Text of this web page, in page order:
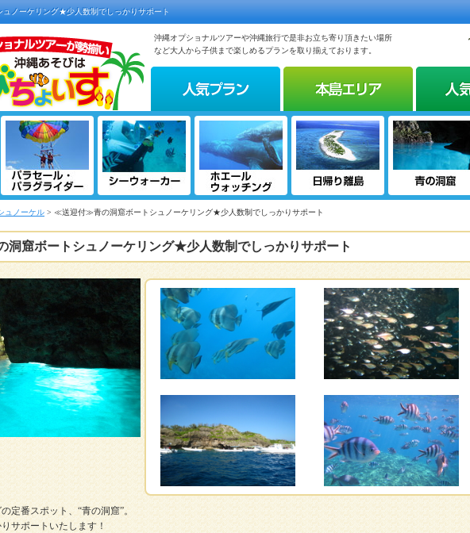
ノーケリング★少人数制でしっかりサポート
沖縄オプショナルツアーや沖縄旅行で是非お立ち寄り頂きたい場所
など大人から子供まで楽しめるプランを取り揃えております。
ュノーケル > ≪送迎付≫青の洞窟ボートシュノーケリング★少人数制でしっかりサポート
窟ボートシュノーケリング★少人数制でしっかりサポート
定番スポット、“青の洞窟”。
サポートいたします！